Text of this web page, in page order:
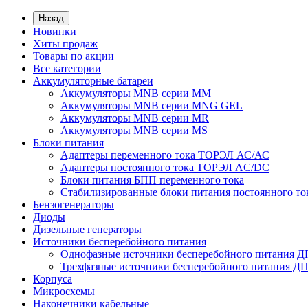
Назад
Новинки
Хиты продаж
Товары по акции
Все категории
Аккумуляторные батареи
Аккумуляторы MNB серии MM
Аккумуляторы MNB серии MNG GEL
Аккумуляторы MNB серии MR
Аккумуляторы MNB серии MS
Блоки питания
Адаптеры переменного тока ТОРЭЛ АС/АС
Адаптеры постоянного тока ТОРЭЛ AC/DC
Блоки питания БПП переменного тока
Стабилизированные блоки питания постоянного
Бензогенераторы
Диоды
Дизельные генераторы
Источники бесперебойного питания
Однофазные источники бесперебойного питания
Трехфазные источники бесперебойного питания
Корпуса
Микросхемы
Наконечники кабельные